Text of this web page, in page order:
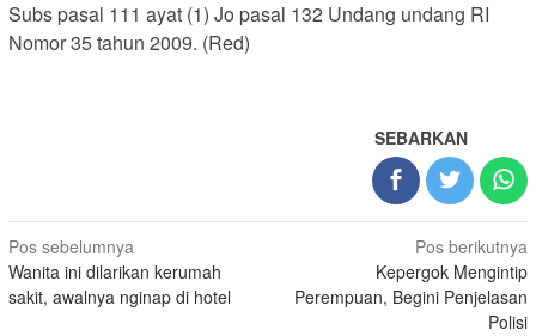
Subs pasal 111 ayat (1) Jo pasal 132 Undang undang RI
Nomor 35 tahun 2009. (Red)
SEBARKAN
Navigasi
pos
Pos sebelumnya
Wanita ini dilarikan kerumah
sakit, awalnya nginap di hotel
Pos berikutnya
Kepergok Mengintip
Perempuan, Begini Penjelasan
Polisi